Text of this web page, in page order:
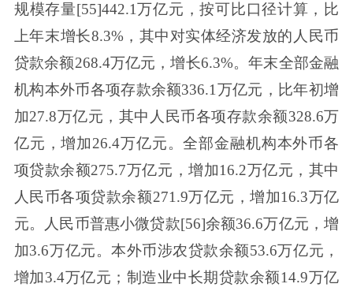
规模存量[55]442.1万亿元，按可比口径计算，比
上年末增长8.3%，其中对实体经济发放的人民币
贷款余额268.4万亿元，增长6.3%。年末全部金融
机构本外币各项存款余额336.1万亿元，比年初增
加27.8万亿元，其中人民币各项存款余额328.6万
亿元，增加26.4万亿元。全部金融机构本外币各
项贷款余额275.7万亿元，增加16.2万亿元，其中
人民币各项贷款余额271.9万亿元，增加16.3万亿
元。人民币普惠小微贷款[56]余额36.6万亿元，增
加3.6万亿元。本外币涉农贷款余额53.6万亿元，
增加3.4万亿元；制造业中长期贷款余额14.9万亿